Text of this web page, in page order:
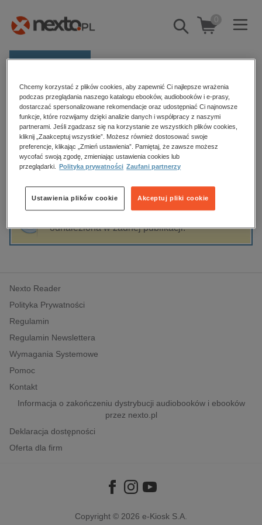
Pokaż/schowaj
wyszukiwarkę
0
E-prasa
Kategorie
Zobacz wszystkie E-prasa
budownictwo, aranżacja wnętrz
biznesowe, branżowe, gospodarka
edukacja
hobby, sport, rozrywka
komputery, internet, technologie, informatyka
polityka, społeczno-informacyjne
psychologiczne
inne
popularno-naukowe
historia
Strona główna Carl August SANDBURG
Carl August SANDBURG
Sortowanie Filtrowanie
odnaleziona w żadnej publikacji.
Nexto Reader
Polityka Prywatności
Regulamin
Regulamin Newslettera
Wymagania Systemowe
Pomoc
Kontakt
Informacja o zakończeniu dystrybucji audiobooków i ebooków
przez nexto.pl
Deklaracja dostępności
Oferta dla firm
Copyright © 2026 e-Kiosk S.A.
Chcemy korzystać z plików cookies, aby zapewnić Ci najlepsze wrażenia
podczas przeglądania naszego katalogu ebooków, audiobooków i e-prasy,
dostarczać spersonalizowane rekomendacje oraz udostępniać Ci najnowsze
funkcje, które rozwijamy dzięki analizie danych i współpracy z naszymi
partnerami. Jeśli zgadzasz się na korzystanie ze wszystkich plików cookies,
kliknij „Zaakceptuj wszystkie”. Możesz również dostosować swoje
preferencje, klikając „Zmień ustawienia”. Pamiętaj, że zawsze możesz
wycofać swoją zgodę, zmieniając ustawienia cookies lub
przeglądarki.
Polityka prywatności Zaufani partnerzy
Akceptuj pliki cookie
Ustawienia plików cookie